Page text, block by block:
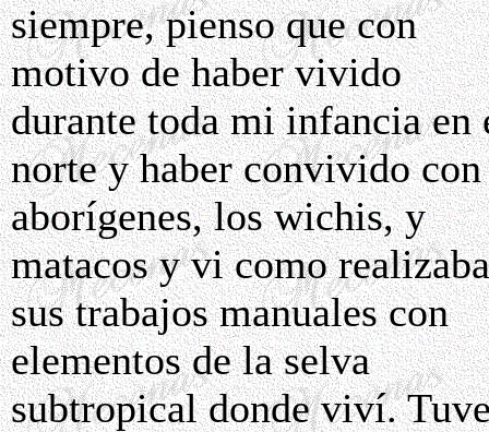
siempre, pienso que con
motivo de haber vivido
durante toda mi infancia en
norte y haber convivido con
aborígenes, los wichis, y
matacos y vi como
sus trabajos manuales con
elementos de la selva
subtropical donde viví.